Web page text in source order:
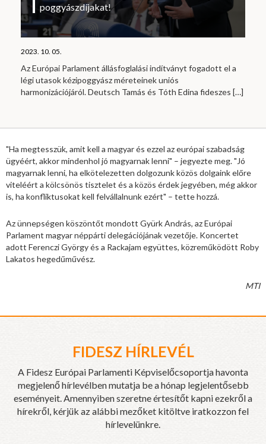
poggyászdíjakat!
2023. 10. 05.
Az Európai Parlament állásfoglalási indítványt fogadott el a
légi utasok kézipoggyász méreteinek uniós
harmonizációjáról. Deutsch Tamás és Tóth Edina fideszes […]
"Ha megtesszük, amit kell a magyar és ezzel az európai szabadság
ügyéért, akkor mindenhol jó magyarnak lenni" – jegyezte meg. "Jó
magyarnak lenni, ha elkötelezetten dolgozunk közös dolgaink előre
viteléért a kölcsönös tisztelet és a közös érdek jegyében, még akkor
is, ha konfliktusokat kell felvállalnunk ezért" – tette hozzá.
Az ünnepségen köszöntőt mondott Gyürk András, az Európai
Parlament magyar néppárti delegációjának vezetője. Koncertet
adott Ferenczi György és a Rackajam együttes, közreműködött Roby
Lakatos hegedűművész.
MTI
FIDESZ HÍRLEVÉL
A Fidesz Európai Parlamenti Képviselőcsoportja havonta
megjelenő hírlevélben mutatja be a hónap legjelentősebb
eseményeit. Amennyiben szeretne értesítőt kapni ezekről a
hírekről, kérjük az alábbi mezőket kitöltve iratkozzon fel
hírlevelünkre.